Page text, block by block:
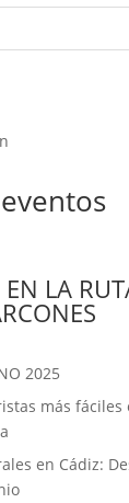
EN LA
2025
más fáciles
en Cádiz: